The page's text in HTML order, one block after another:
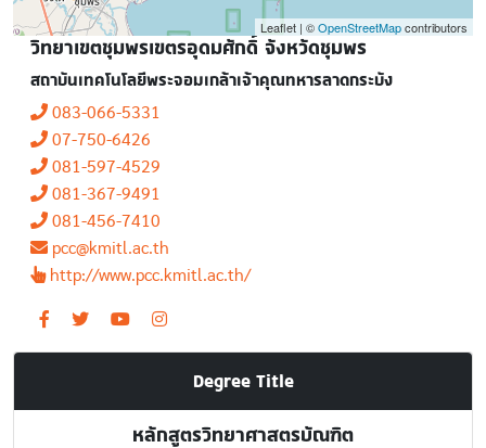
Leaflet | ©OpenStreetMapcontributors
วิทยาเขตชุมพรเขตรอุดมศักดิ์ จังหวัดชุมพร
สถาบันเทคโนโลยีพระจอมเกล้าเจ้าคุณทหารลาดกระบัง
083-066-5331
07-750-6426
081-597-4529
081-367-9491
081-456-7410
pcc@kmitl.ac.th
http://www.pcc.kmitl.ac.th/
Degree Title
หลักสูตรวิทยาศาสตรบัณฑิต